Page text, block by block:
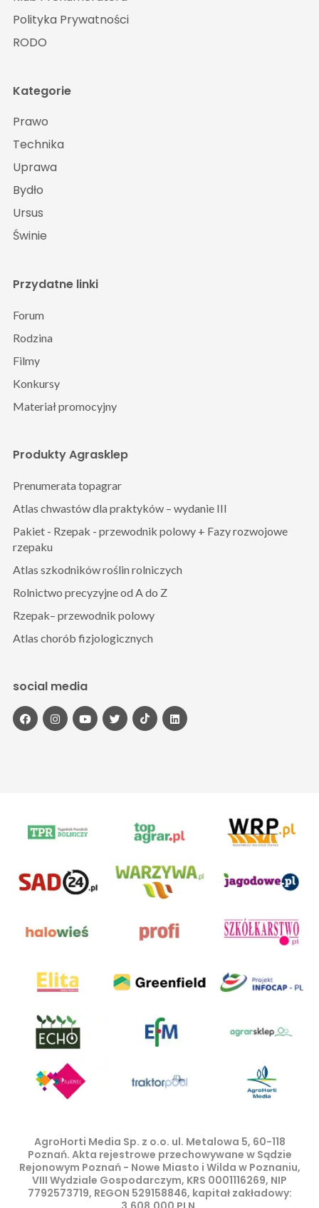
Polityka Prywatności
RODO
Kategorie
Prawo
Technika
Uprawa
Bydło
Ursus
Świnie
Produkty Agrasklep
Prenumerata topagrar
Atlas chwastów dla praktyków – wydanie III
Pakiet - Rzepak - przewodnik polowy + Fazy rozwojowe
rzepaku
Atlas szkodników roślin rolniczych
Rolnictwo precyzyjne od A do Z
Rzepak– przewodnik polowy
Atlas chorób fizjologicznych
Przydatne linki
Forum
Rodzina
Filmy
Konkursy
Materiał promocyjny
social media
AgroHorti Media Sp. z o.o. ul. Metalowa 5, 60-118
Poznań. Akta rejestrowe przechowywane w Sądzie
Rejonowym Poznań - Nowe Miasto i Wilda w Poznaniu,
VIII Wydziale Gospodarczym, KRS 0001116269, NIP
7792573719, REGON 529158846, kapitał zakładowy: